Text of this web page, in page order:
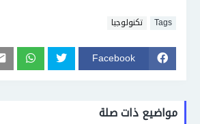
Tags تكنولوجيا
Facebook
مواضيع ذات صلة